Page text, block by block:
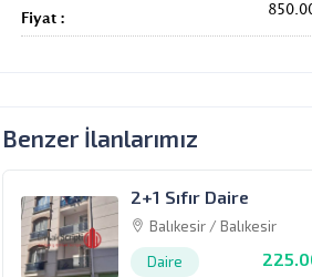
Fiyat :
Benzer İlanlarımız
2+1 Sıfır Daire
Balıkesir / Balıkesir
Daire